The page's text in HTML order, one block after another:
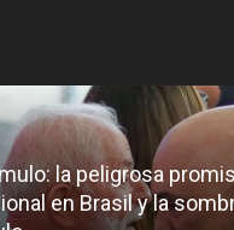
la peligrosa
en Brasil y la